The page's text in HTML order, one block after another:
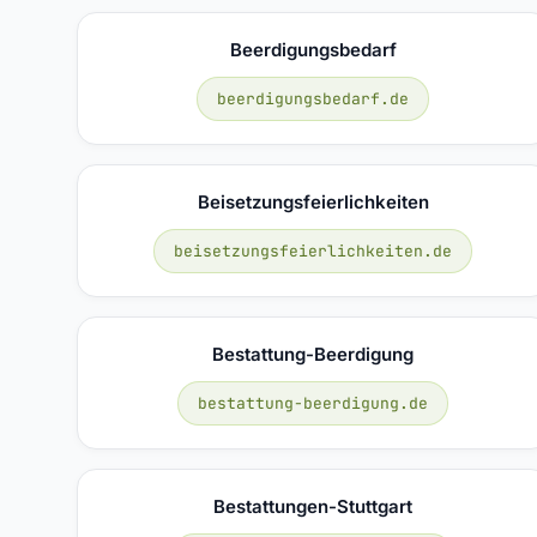
Beerdigungsbedarf
beerdigungsbedarf.de
Beisetzungsfeierlichkeiten
beisetzungsfeierlichkeiten.de
Bestattung-Beerdigung
bestattung-beerdigung.de
Bestattungen-Stuttgart